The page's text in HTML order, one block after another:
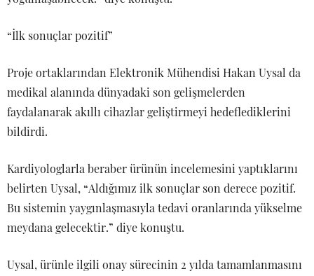
“İlk sonuçlar pozitif”
Proje ortaklarından Elektronik Mühendisi Hakan Uysal da
medikal alanında dünyadaki son gelişmelerden
faydalanarak akıllı cihazlar geliştirmeyi hedeflediklerini
bildirdi.
Kardiyologlarla beraber ürünün incelemesini yaptıklarını
belirten Uysal, “Aldığımız ilk sonuçlar son derece pozitif.
Bu sistemin yaygınlaşmasıyla tedavi oranlarında yükselme
meydana gelecektir.” diye konuştu.
Uysal, ürünle ilgili onay sürecinin 2 yılda tamamlanmasını